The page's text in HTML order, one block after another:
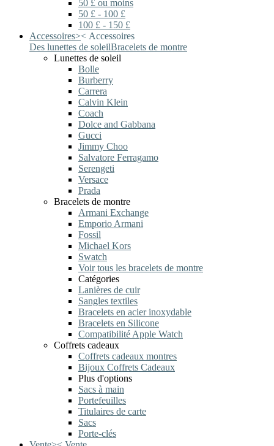
50 £ ou moins
50 £ - 100 £
100 £ - 150 £
Accessoires>< Accessoires
Des lunettes de soleilBracelets de montre
Lunettes de soleil
Bolle
Burberry
Carrera
Calvin Klein
Coach
Dolce and Gabbana
Gucci
Jimmy Choo
Salvatore Ferragamo
Serengeti
Versace
Prada
Bracelets de montre
Armani Exchange
Emporio Armani
Fossil
Michael Kors
Swatch
Voir tous les bracelets de montre
Catégories
Lanières de cuir
Sangles textiles
Bracelets en acier inoxydable
Bracelets en Silicone
Compatibilité Apple Watch
Coffrets cadeaux
Coffrets cadeaux montres
Bijoux Coffrets Cadeaux
Plus d'options
Sacs à main
Portefeuilles
Titulaires de carte
Sacs
Porte-clés